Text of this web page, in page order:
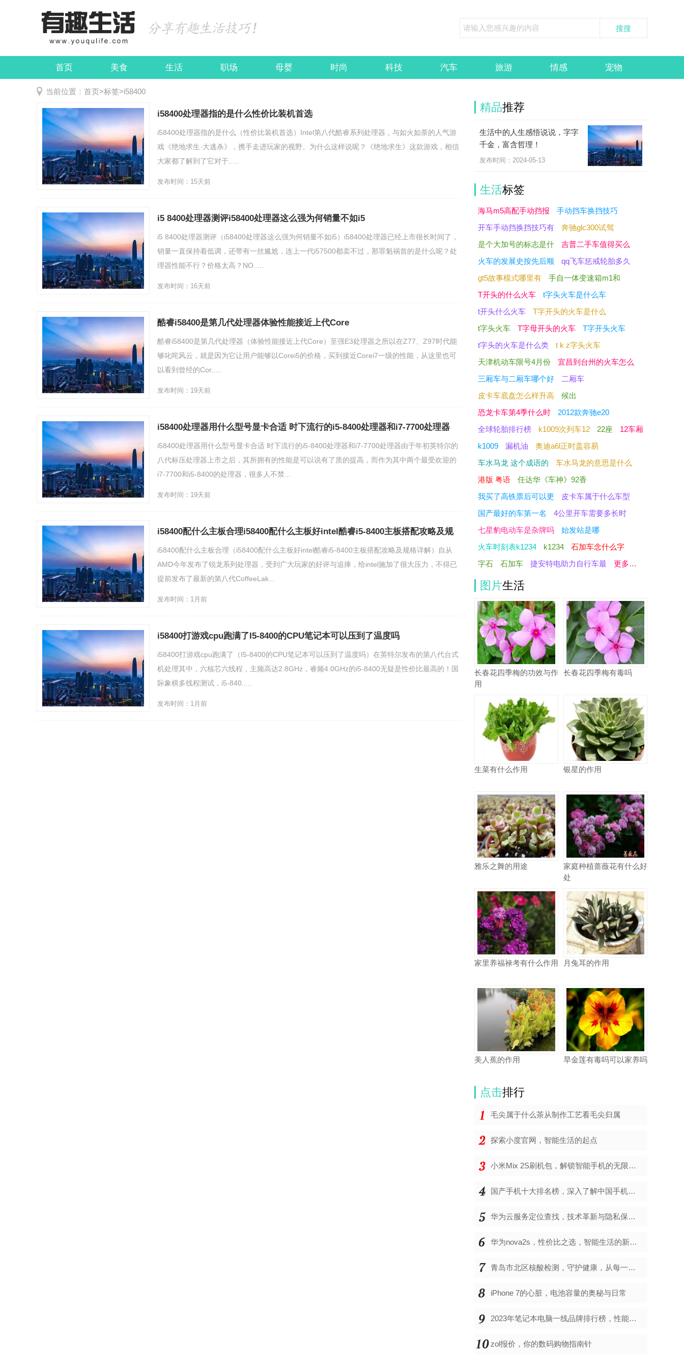
首页 美食 生活 职场 母婴 时尚 科技 汽车 旅游 情感 宠物
娱乐 民俗
当前位置： 首页>标签>i58400
i58400处理器指的是什么性价比装机首选
i58400处理器指的是什么（性价比装机首选）Intel第八代酷睿系列处理器，与如火如荼的人气游
戏《绝地求生·大逃杀》，携手走进玩家的视野。为什么这样说呢？《绝地求生》这款游戏，相信
大家都了解到了它对于.....
发布时间：15天前
i5 8400处理器测评i58400处理器这么强为何销量不如i5
i5 8400处理器测评（i58400处理器这么强为何销量不如i5）i58400处理器已经上市很长时间了，
销量一直保持着低调，还带有一丝尴尬，连上一代i57500都卖不过，那罪魁祸首的是什么呢？处
理器性能不行？价格太高？NO.....
发布时间：16天前
酷睿i58400是第几代处理器体验性能接近上代Core
酷睿i58400是第几代处理器（体验性能接近上代Core）至强E3处理器之所以在Z77、Z97时代能
够叱咤风云，就是因为它让用户能够以Corei5的价格，买到接近Corei7一级的性能，从这里也可
以看到曾经的Cor.....
发布时间：19天前
i58400处理器用什么型号显卡合适 时下流行的i5-8400处理器和i7-7700处理器
i58400处理器用什么型号显卡合适 时下流行的i5-8400处理器和i7-7700处理器由于年初英特尔的
八代标压处理器上市之后，其所拥有的性能是可以说有了质的提高，而作为其中两个最受欢迎的
i7-7700和i5-8400的处理器，很多人不禁...
发布时间：19天前
i58400配什么主板合理i58400配什么主板好intel酷睿i5-8400主板搭配攻略及规
格详解
i58400配什么主板合理（i58400配什么主板好intel酷睿i5-8400主板搭配攻略及规格详解）自从
AMD今年发布了锐龙系列处理器，受到广大玩家的好评与追捧，给intel施加了很大压力，不得已
提前发布了最新的第八代CoffeeLak...
发布时间：1月前
i58400打游戏cpu跑满了I5-8400的CPU笔记本可以压到了温度吗
i58400打游戏cpu跑满了（I5-8400的CPU笔记本可以压到了温度吗）在英特尔发布的第八代台式
机处理其中，六核芯六线程，主频高达2.8GHz，睿频4.0GHz的i5-8400无疑是性价比最高的！国
际象棋多线程测试，i5-840.....
发布时间：1月前
精品推荐
生活中的人生感悟说说，字字
千金，富含哲理！
发布时间：2024-05-13
生活标签
海马m5高配手动挡报
手动挡车换挡技巧
开车手动挡换挡技巧有
奔驰glc300试驾
是个大加号的标志是什
吉普二手车值得买么
火车的发展史按先后顺
qq飞车惩戒轮胎多久
gt5故事模式哪里有
手自一体变速箱m1和
T开头的什么火车
t字头火车是什么车
t开头什么火车
T字开头的火车是什么
t字头火车
T字母开头的火车
T字开头火车
t字头的火车是什么类
t k z字头火车
天津机动车限号4月份
宜昌到台州的火车怎么
三厢车与二厢车哪个好
二厢车
皮卡车底盘怎么样升高
候出
恐龙卡车第4季什么时
2012款奔驰e20
全球轮胎排行榜
k1009次列车12 22座
12车厢
k1009
漏机油
奥迪a6l正时盖容易
车水马龙 这个成语的
车水马龙的意思是什么
港版 粤语
任达华《车神》92香
我买了高铁票后可以更
皮卡车属于什么车型
国产最好的车第一名
4公里开车需要多长时
七星豹电动车是杂牌吗
始发站是哪
火车时刻表k1234
k1234
石加车念什么字
字石
石加车 捷安特电助力自行车最 更多…
图片生活
长春花四季梅的功效与作
用
长春花四季梅有毒吗
生菜有什么作用 银星的作用
雅乐之舞的用途
家庭种植蔷薇花有什么好
处
家里养福禄考有什么作用 月兔耳的作用
美人蕉的作用 旱金莲有毒吗可以家养吗
点击排行
毛尖属于什么茶从制作工艺看毛尖归属
探索小度官网，智能生活的起点
小米Mix 2S刷机包，解锁智能手机的无限可能
国产手机十大排名榜，深入了解中国手机市场的佼佼者
华为云服务定位查找，技术革新与隐私保护的双重奏
华为nova2s，性价比之选，智能生活的新伙伴
青岛市北区核酸检测，守护健康，从每一次检测开始
iPhone 7的心脏，电池容量的奥秘与日常
2023年笔记本电脑一线品牌排行榜，性能、创新与用户满意度的综合考量
zol报价，你的数码购物指南针